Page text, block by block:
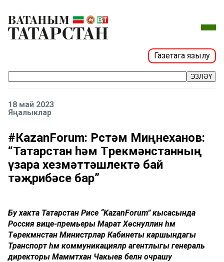
Газетага язылу
ЭЗЛӘҮ
18 май 2023
Яңалыклар
#КаzanForum: Рөстәм Миңнеханов:
“Татарстан һәм Төрекмәнстанның
үзара хезмәттәшлектә бай
тәҗрибәсе бар”
Бу хакта Татарстан Рәисе “KazanForum” кысасында
Россия вице-премьеры Марат Хөснуллин һәм
Төрекмәнстан Министрлар Кабинеты каршындагы
Транспорт һәм коммуникацияләр агентлыгы генераль
директоры Маммәтхан Чакыев белән очрашу